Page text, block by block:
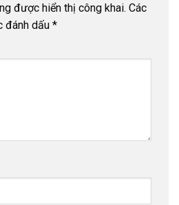
được hiển thị công khai. Các
đánh dấu *